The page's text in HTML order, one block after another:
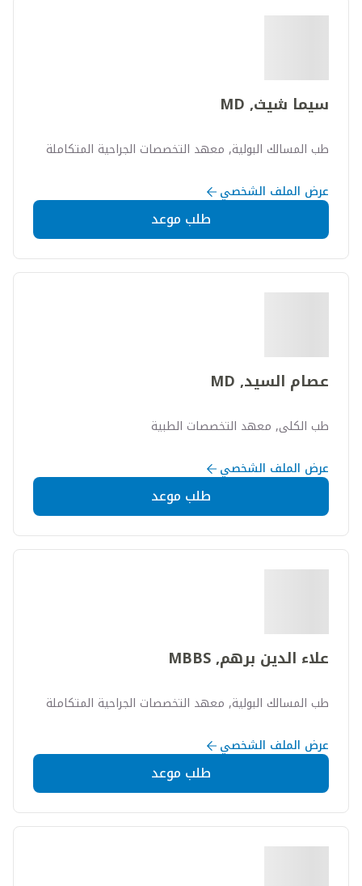
سيما شيث, MD
طب المسالك البولية, معهد التخصصات الجراحية المتكاملة
عرض الملف الشخصي
طلب موعد
عصام السيد, MD
طب الكلى, معهد التخصصات الطبية
عرض الملف الشخصي
طلب موعد
علاء الدين برهم, MBBS
طب المسالك البولية, معهد التخصصات الجراحية المتكاملة
عرض الملف الشخصي
طلب موعد